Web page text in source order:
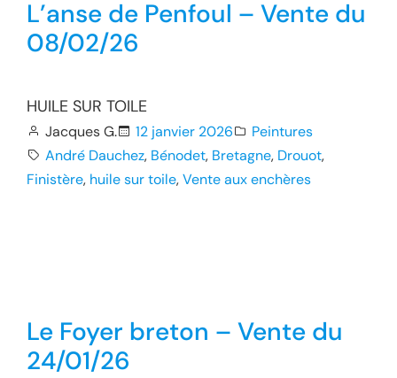
L’anse de Penfoul – Vente du
08/02/26
HUILE SUR TOILE
Jacques G. 12 janvier 2026
Peintures
André Dauchez, Bénodet, Bretagne, Drouot,
Finistère, huile sur toile, Vente aux enchères
Le Foyer breton – Vente du
24/01/26